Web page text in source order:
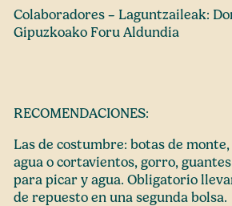
Colaboradores – Laguntzaileak:
Gipuzkoako Foru Aldundia
RECOMENDACIONES:
Las de costumbre: botas de monte,
agua o cortavientos, gorro,
para picar y agua. Obligatorio
de repuesto en una segunda bolsa.